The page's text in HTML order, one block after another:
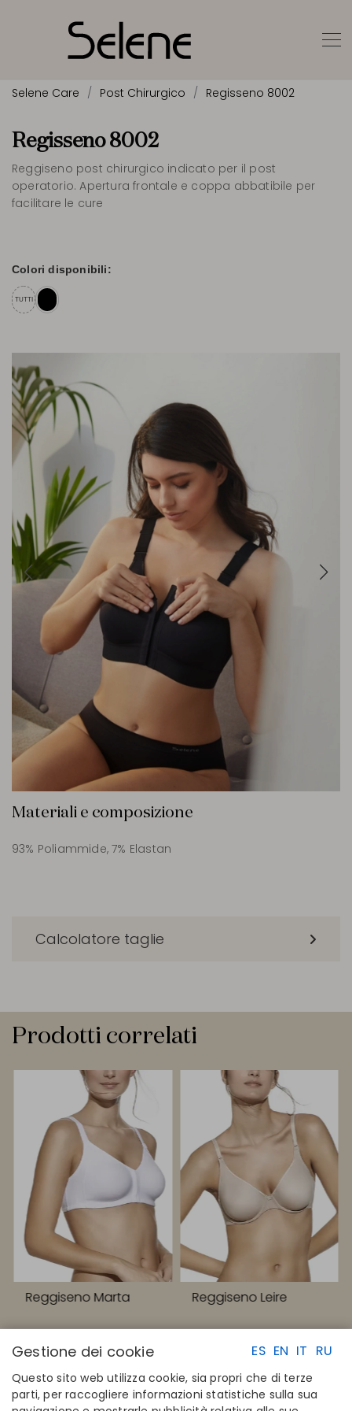
Selene Care Post Chirurgico Regisseno 8002
Regisseno 8002
Reggiseno post chirurgico indicato per il post
operatorio. Apertura frontale e coppa abbatibile per
facilitare le cure
Colori disponibili:
TUTTI
Materiali e composizione
93% Poliammide, 7% Elastan
Calcolatore taglie
Prodotti correlati
Reggiseno Marta Reggiseno Leire
ES EN IT RU
Gestione dei cookie
Questo sito web utilizza cookie, sia propri che di terze
parti, per raccogliere informazioni statistiche sulla sua